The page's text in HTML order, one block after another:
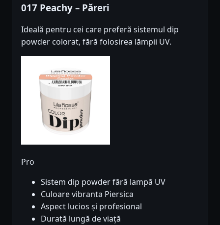
017 Peachy – Păreri
Ideală pentru cei care preferă sistemul dip
powder colorat, fără folosirea lămpii UV.
Pro
Sistem dip powder fără lampă UV
Culoare vibranta Piersica
Aspect lucios și profesional
Durată lungă de viață